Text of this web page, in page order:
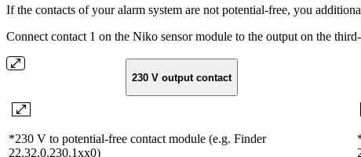
If the contacts of your alarm system are not potential-free, you
Connect contact 1 on the Niko sensor module to the output on the
230 V output contact
*230 V to potential-free contact module (e.g. Finder
22.32.0.230.1xx0)